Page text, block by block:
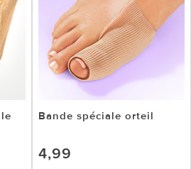
Bande spéciale orteil
4,99